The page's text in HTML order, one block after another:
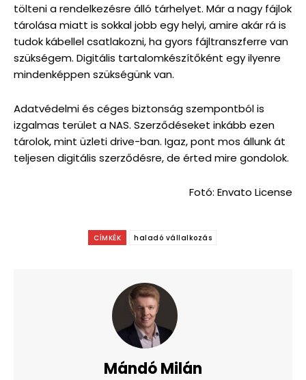
tölteni a rendelkezésre álló tárhelyet. Már a nagy fájlok
tárolása miatt is sokkal jobb egy helyi, amire akár rá is
tudok kábellel csatlakozni, ha gyors fájltranszferre van
szükségem. Digitális tartalomkészítőként egy ilyenre
mindenképpen szükségünk van.
Adatvédelmi és céges biztonság szempontból is
izgalmas terület a NAS. Szerződéseket inkább ezen
tárolok, mint üzleti drive-ban. Igaz, pont mos állunk át
teljesen digitális szerződésre, de érted mire gondolok.
Fotó: Envato License
CÍMKÉK haladó vállalkozás
Mándó Milán